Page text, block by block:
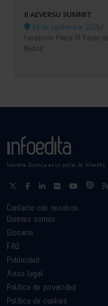
II AEVERSU SUMMIT
29 de septiembre, 2026/
Fundación Pablo VI Paseo
Madrid
Industria Química es un portal de Infoedita
Contacte con nosotros
Quiénes somos
Glosario
FAQ
Publicidad
Aviso legal
Política de privacidad
Política de cookies